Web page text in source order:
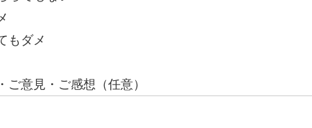
もダメ
ご意見・ご感想（任意）